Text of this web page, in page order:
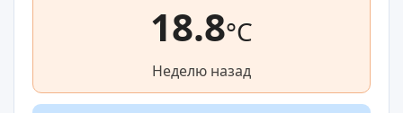
18.8°C
Неделю назад